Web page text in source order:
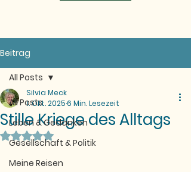
Beitrag
All Posts
Leben & Gedanken
Gesellschaft & Politik
Meine Reisen
All Posts
Stille Kriege des Alltags
Silvia Meck
1. Okt. 20256 Min. Lesezeit
Mit NaN von 5 Sternen bewertet.